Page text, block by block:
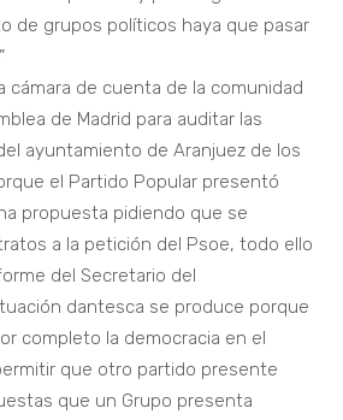
de grupos políticos haya que pasar
cámara de cuenta de la comunidad
de Madrid para auditar las
ayuntamiento de Aranjuez de los
el Partido Popular presentó
propuesta pidiendo que se
a la petición del Psoe, todo ello
del Secretario del
dantesca se produce porque
completo la democracia en el
que otro partido presente
que un Grupo presenta